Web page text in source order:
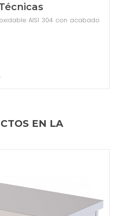
AISI 304 con acabado
EN LA